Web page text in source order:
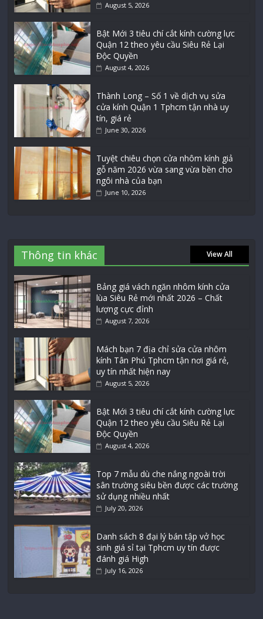
August 5, 2026
Bật Mới 3 tiêu chí cắt kính cường lực
Quận 12 theo yêu cầu Siêu Rẻ Lại
Độc Quyền
August 4, 2026
Thành Long – Số 1 về dịch vụ sửa
cửa kính Quận 1 Tphcm tận nhà uy
tín, giá rẻ
June 30, 2026
Tuyệt chiêu chọn cửa nhôm kính giả
gỗ năm 2026 vừa sang vừa bền cho
ngôi nhà của bạn
June 10, 2026
Thông tin khác View All
Bảng giá vách ngăn nhôm kính cửa
lùa Siêu Rẻ mới nhất 2026 – Chất
lượng cực đỉnh
August 7, 2026
Mách bạn 7 địa chỉ sửa cửa nhôm
kính Tân Phú Tphcm tận nơi giá rẻ,
uy tín nhất hiện nay
August 5, 2026
Bật Mới 3 tiêu chí cắt kính cường lực
Quận 12 theo yêu cầu Siêu Rẻ Lại
Độc Quyền
August 4, 2026
Top 7 mẫu dù che nắng ngoài trời
sân trường siêu bền được các trường
sử dụng nhiều nhất
July 20, 2026
Danh sách 8 đại lý bán tập vở học
sinh giá sỉ tại Tphcm uy tín được
đánh giá High
July 16, 2026